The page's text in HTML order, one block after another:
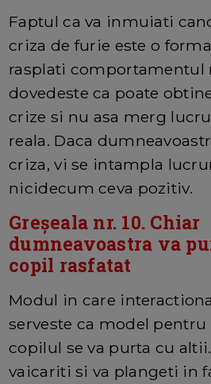
Faptul ca va inmuiati
criza de furie este o
rasplati comportamentul
dovedeste ca poate
crize si nu asa merg
reala. Daca
criza, vi se intampla
nicidecum ceva pozitiv.
Greșeala nr. 10. Chiar
dumneavoastra va
copil rasfatat
Modul in care
serveste ca model
copilul se va purta cu
vaicariti si va plangeti in